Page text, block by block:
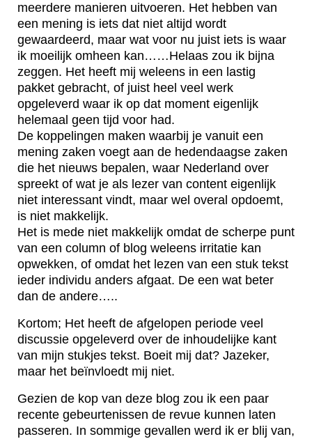
meerdere manieren uitvoeren. Het hebben van
een mening is iets dat niet altijd wordt
gewaardeerd, maar wat voor nu juist iets is waar
ik moeilijk omheen kan……Helaas zou ik bijna
zeggen. Het heeft mij weleens in een lastig
pakket gebracht, of juist heel veel werk
opgeleverd waar ik op dat moment eigenlijk
helemaal geen tijd voor had.
De koppelingen maken waarbij je vanuit een
mening zaken voegt aan de hedendaagse zaken
die het nieuws bepalen, waar Nederland over
spreekt of wat je als lezer van content eigenlijk
niet interessant vindt, maar wel overal opdoemt,
is niet makkelijk.
Het is mede niet makkelijk omdat de scherpe punt
van een column of blog weleens irritatie kan
opwekken, of omdat het lezen van een stuk tekst
ieder individu anders afgaat. De een wat beter
dan de andere…..
Kortom; Het heeft de afgelopen periode veel
discussie opgeleverd over de inhoudelijke kant
van mijn stukjes tekst. Boeit mij dat? Jazeker,
maar het beïnvloedt mij niet.
Gezien de kop van deze blog zou ik een paar
recente gebeurtenissen de revue kunnen laten
passeren. In sommige gevallen werd ik er blij van,